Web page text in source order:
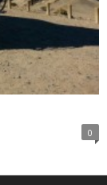
0